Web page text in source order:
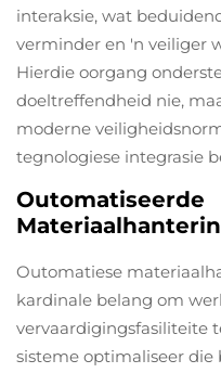
interaksie, wat
verminder en 'n veiliger
Hierdie oorgang
doeltreffendheid nie,
moderne
tegnologiese integrasie
Outomatiseerde
Outomatiese
kardinale belang om
vervaardigingsfasiliteite
sisteme optimaliseer